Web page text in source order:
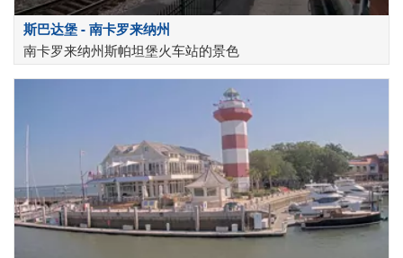
斯巴达堡 - 南卡罗来纳州
南卡罗来纳州斯帕坦堡火车站的景色